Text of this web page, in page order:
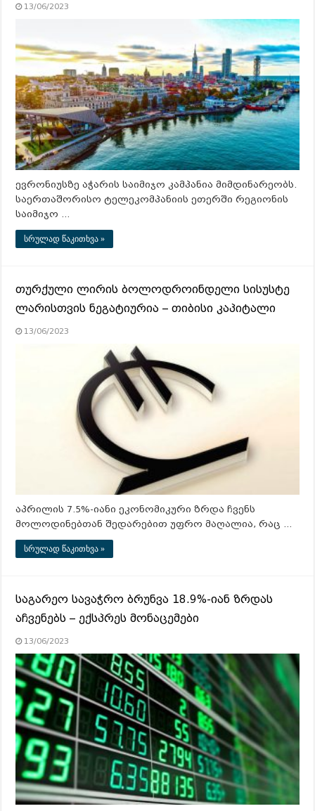
13/06/2023
ევრონიუსზე აჭარის საიმიჯო კამპანია მიმდინარეობს.
საერთაშორისო ტელეკომპანიის ეთერში რეგიონის
საიმიჯო …
სრულად წაკითხვა »
თურქული ლირის ბოლოდროინდელი სისუსტე
ლარისთვის ნეგატიურია – თიბისი კაპიტალი
13/06/2023
აპრილის 7.5%-იანი ეკონომიკური ზრდა ჩვენს
მოლოდინებთან შედარებით უფრო მაღალია, რაც …
სრულად წაკითხვა »
საგარეო სავაჭრო ბრუნვა 18.9%-იან ზრდას
აჩვენებს – ექსპრეს მონაცემები
13/06/2023